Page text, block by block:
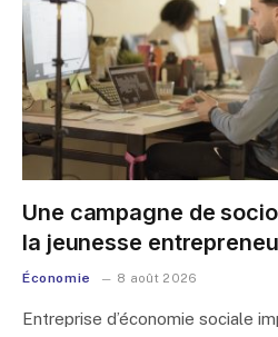
Une campagne de
la jeunesse
Économie 8 août 2026
Entreprise d’économie sociale